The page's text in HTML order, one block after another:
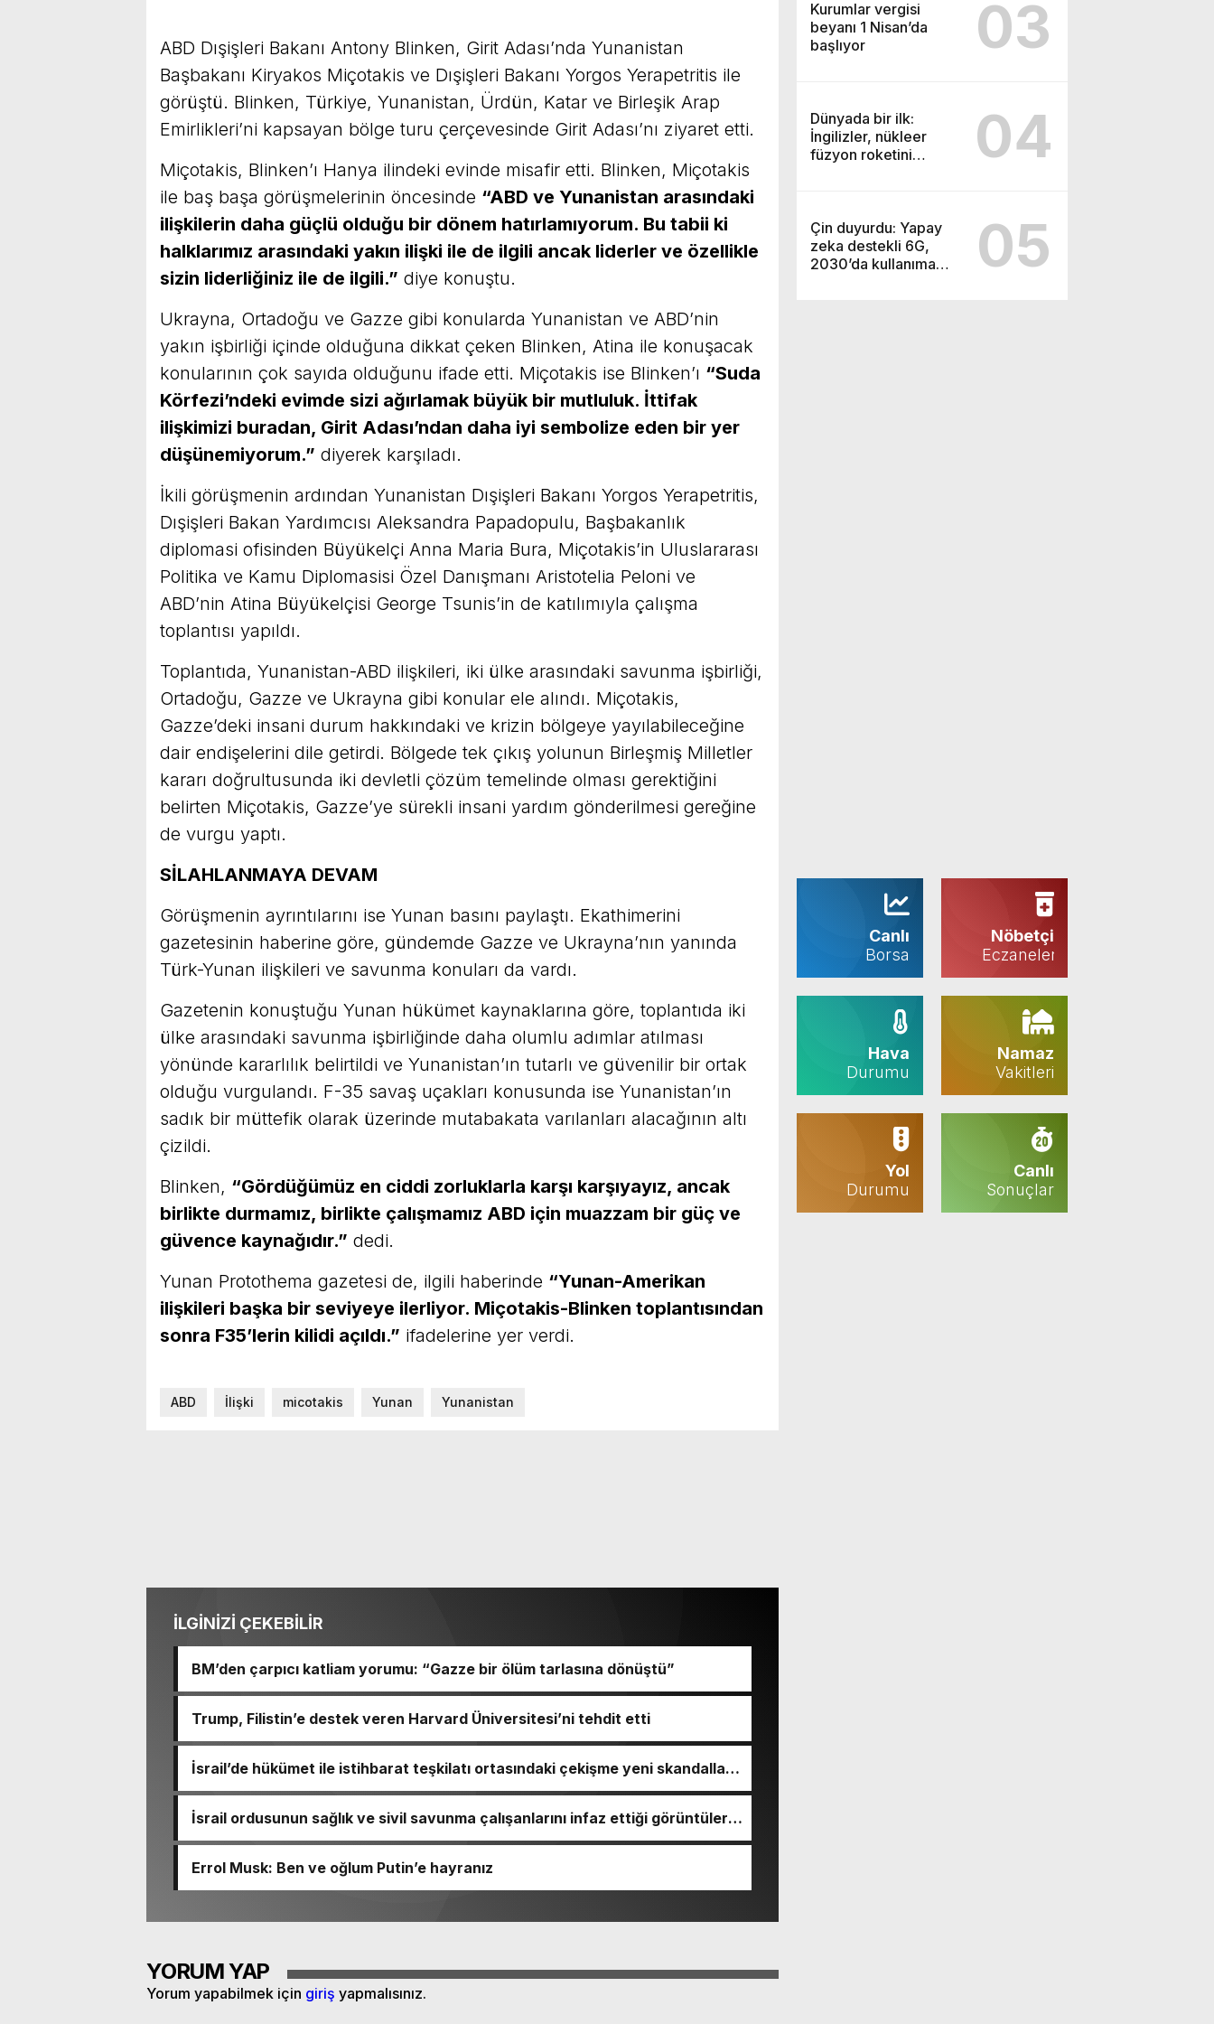
Kurumlar vergisi
beyanı 1 Nisan’da
başlıyor
03
Dünyada bir ilk:
İngilizler, nükleer
füzyon roketini
04
Çin duyurdu: Yapay
zeka destekli 6G,
2030’da kullanıma
05
Canlı
Borsa
Nöbetçi
Eczaneler
Hava
Durumu
Namaz
Vakitleri
Yol
Durumu
Canlı
Sonuçlar
ABD Dışişleri Bakanı Antony Blinken, Girit Adası’nda Yunanistan
Başbakanı Kiryakos Miçotakis ve Dışişleri Bakanı Yorgos Yerapetritis ile
görüştü. Blinken, Türkiye, Yunanistan, Ürdün, Katar ve Birleşik Arap
Emirlikleri’ni kapsayan bölge turu çerçevesinde Girit Adası’nı ziyaret etti.
Miçotakis, Blinken’ı Hanya ilindeki evinde misafir etti. Blinken, Miçotakis
ile baş başa görüşmelerinin öncesinde “ABD ve Yunanistan arasındaki
ilişkilerin daha güçlü olduğu bir dönem hatırlamıyorum. Bu tabii ki
halklarımız arasındaki yakın ilişki ile de ilgili ancak liderler ve özellikle
sizin liderliğiniz ile de ilgili.” diye konuştu.
Ukrayna, Ortadoğu ve Gazze gibi konularda Yunanistan ve ABD’nin
yakın işbirliği içinde olduğuna dikkat çeken Blinken, Atina ile konuşacak
konularının çok sayıda olduğunu ifade etti. Miçotakis ise Blinken’ı “Suda
Körfezi’ndeki evimde sizi ağırlamak büyük bir mutluluk. İttifak
ilişkimizi buradan, Girit Adası’ndan daha iyi sembolize eden bir yer
düşünemiyorum.” diyerek karşıladı.
İkili görüşmenin ardından Yunanistan Dışişleri Bakanı Yorgos Yerapetritis,
Dışişleri Bakan Yardımcısı Aleksandra Papadopulu, Başbakanlık
diplomasi ofisinden Büyükelçi Anna Maria Bura, Miçotakis’in Uluslararası
Politika ve Kamu Diplomasisi Özel Danışmanı Aristotelia Peloni ve
ABD’nin Atina Büyükelçisi George Tsunis’in de katılımıyla çalışma
toplantısı yapıldı.
Toplantıda, Yunanistan-ABD ilişkileri, iki ülke arasındaki savunma işbirliği,
Ortadoğu, Gazze ve Ukrayna gibi konular ele alındı. Miçotakis,
Gazze’deki insani durum hakkındaki ve krizin bölgeye yayılabileceğine
dair endişelerini dile getirdi. Bölgede tek çıkış yolunun Birleşmiş Milletler
kararı doğrultusunda iki devletli çözüm temelinde olması gerektiğini
belirten Miçotakis, Gazze’ye sürekli insani yardım gönderilmesi gereğine
de vurgu yaptı.
SİLAHLANMAYA DEVAM
Görüşmenin ayrıntılarını ise Yunan basını paylaştı. Ekathimerini
gazetesinin haberine göre, gündemde Gazze ve Ukrayna’nın yanında
Türk-Yunan ilişkileri ve savunma konuları da vardı.
Gazetenin konuştuğu Yunan hükümet kaynaklarına göre, toplantıda iki
ülke arasındaki savunma işbirliğinde daha olumlu adımlar atılması
yönünde kararlılık belirtildi ve Yunanistan’ın tutarlı ve güvenilir bir ortak
olduğu vurgulandı. F-35 savaş uçakları konusunda ise Yunanistan’ın
sadık bir müttefik olarak üzerinde mutabakata varılanları alacağının altı
çizildi.
Blinken, “Gördüğümüz en ciddi zorluklarla karşı karşıyayız, ancak
birlikte durmamız, birlikte çalışmamız ABD için muazzam bir güç ve
güvence kaynağıdır.” dedi.
Yunan Protothema gazetesi de, ilgili haberinde “Yunan-Amerikan
ilişkileri başka bir seviyeye ilerliyor. Miçotakis-Blinken toplantısından
sonra F35’lerin kilidi açıldı.” ifadelerine yer verdi.
ABD İlişki micotakis Yunan Yunanistan
İLGİNİZİ ÇEKEBİLİR
BM’den çarpıcı katliam yorumu: “Gazze bir ölüm tarlasına dönüştü”
Trump, Filistin’e destek veren Harvard Üniversitesi’ni tehdit etti
İsrail’de hükümet ile istihbarat teşkilatı ortasındaki çekişme yeni skandalla
İsrail ordusunun sağlık ve sivil savunma çalışanlarını infaz ettiği görüntüler
Errol Musk: Ben ve oğlum Putin’e hayranız
YORUM YAP
Yorum yapabilmek için giriş yapmalısınız.